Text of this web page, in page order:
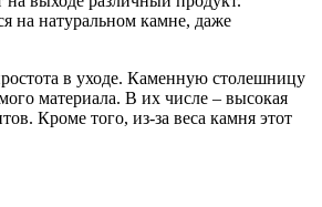
на натуральном камне, даже
в уходе. Каменную столешницу
материала. В их числе – высокая
Кроме того, из-за веса камня этот